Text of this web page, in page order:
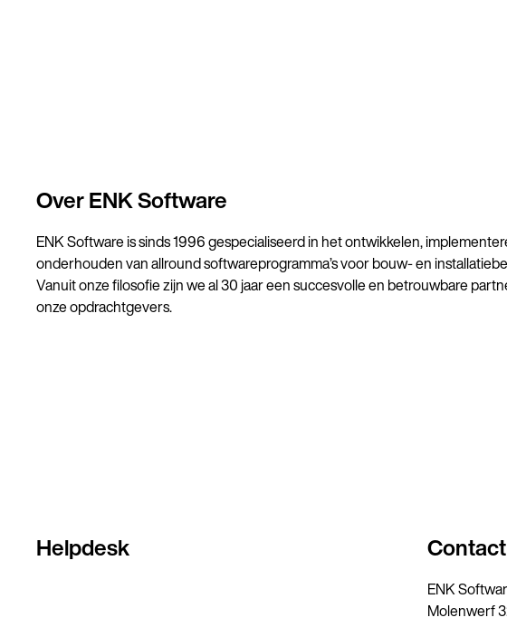
Over ENK Software
ENK Software is sinds 1996 gespecialiseerd in het ontwikkelen,
onderhouden van allround softwareprogramma’s voor bouw- en
Vanuit onze filosofie zijn we al 30 jaar een succesvolle en betrouwbare
onze opdrachtgevers.
Helpdesk Contact
ENK
Molenwerf